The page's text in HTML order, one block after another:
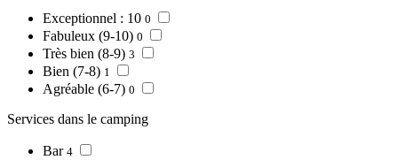
Exceptionnel : 10 0
Fabuleux (9-10) 0
Très bien (8-9) 3
Bien (7-8) 1
Agréable (6-7) 0
Services dans le camping
Bar 4